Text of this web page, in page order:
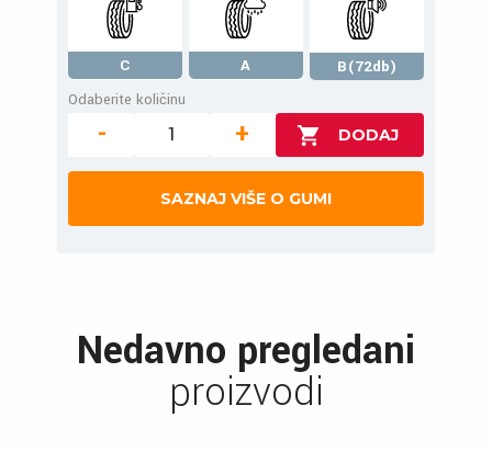
C A
B(72db)
Odaberite količinu
- +
SAZNAJ VIŠE O GUMI
Nedavno pregledani
proizvodi